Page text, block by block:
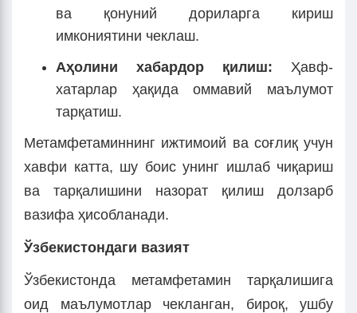
ва қонуний дориларга кириш
имкониятини чеклаш.
Аҳолини хабардор қилиш: Ҳавф-
хатарлар ҳақида оммавий маълумот
тарқатиш.
Метамфетаминнинг ижтимоий ва соғлиқ учун
хавфи катта, шу боис унинг ишлаб чиқариш
ва тарқалишини назорат қилиш долзарб
вазифа ҳисобланади.
Ўзбекистондаги вазият
Ўзбекистонда метамфетамин тарқалишига
оид маълумотлар чекланган, бироқ, ушбу